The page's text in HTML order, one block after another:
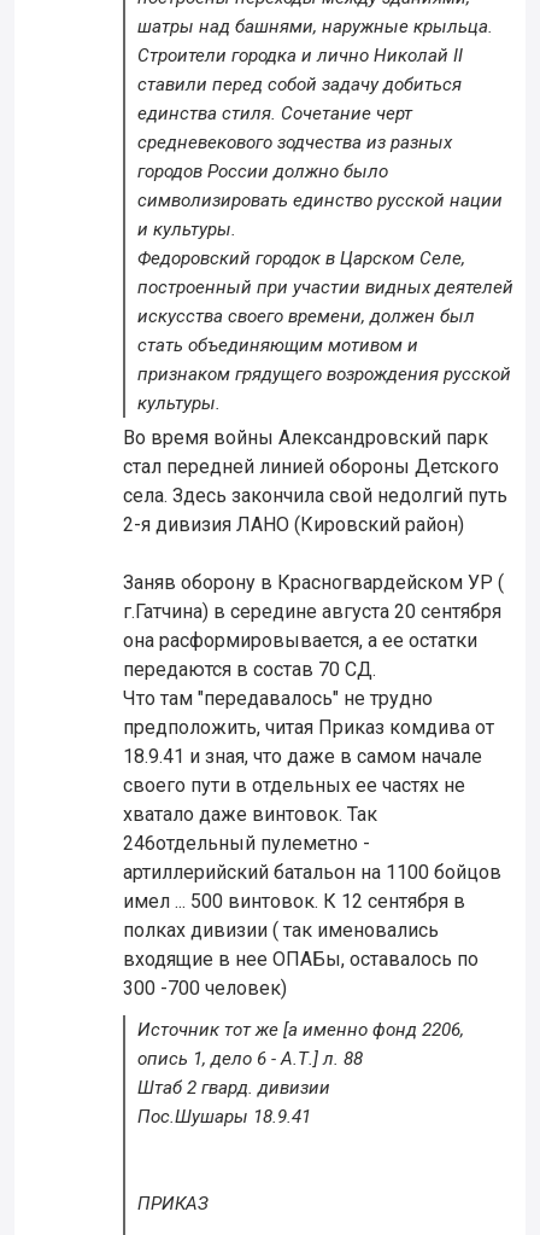
шатры над башнями, наружные крыльца.
Строители городка и лично Николай II
ставили перед собой задачу добиться
единства стиля. Сочетание черт
средневекового зодчества из разных
городов России должно было
символизировать единство русской нации
и культуры.
Федоровский городок в Царском Селе,
построенный при участии видных деятелей
искусства своего времени, должен был
стать объединяющим мотивом и
признаком грядущего возрождения русской
культуры.
Во время войны Александровский парк
стал передней линией обороны Детского
села. Здесь закончила свой недолгий путь
2-я дивизия ЛАНО (Кировский район)
Заняв оборону в Красногвардейском УР (
г.Гатчина) в середине августа 20 сентября
она расформировывается, а ее остатки
передаются в состав 70 СД.
Что там "передавалось" не трудно
предположить, читая Приказ комдива от
18.9.41 и зная, что даже в самом начале
своего пути в отдельных ее частях не
хватало даже винтовок. Так
246отдельный пулеметно -
артиллерийский батальон на 1100 бойцов
имел ... 500 винтовок. К 12 сентября в
полках дивизии ( так именовались
входящие в нее ОПАБы, оставалось по
300 -700 человек)
Источник тот же [а именно фонд 2206,
опись 1, дело 6 - А.Т.] л. 88
Штаб 2 гвард. дивизии
Пос.Шушары 18.9.41
ПРИКАЗ